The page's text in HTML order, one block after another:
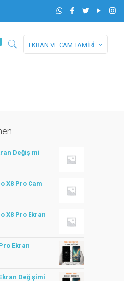
EKRAN VE CAM TAMİRİ
Değişimi
X8 Pro Cam
X8 Pro Ekran
Ekran
Değişimi